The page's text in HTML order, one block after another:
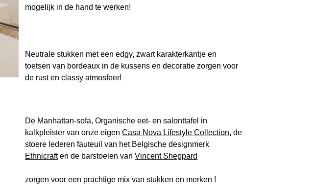
mogelijk in de hand te werken!
Neutrale stukken met een edgy, zwart karakterkantje en
toetsen van bordeaux in de kussens en decoratie zorgen voor
de rust en classy atmosfeer!
De Manhattan-sofa, Organische eet- en salonttafel in
kalkpleister van onze eigen Casa Nova Lifestyle Collection, de
stoere lederen fauteuil van het Belgische designmerk
Ethnicraften de barstoelen van Vincent Sheppard
zorgen voor een prachtige mix van stukken en merken !